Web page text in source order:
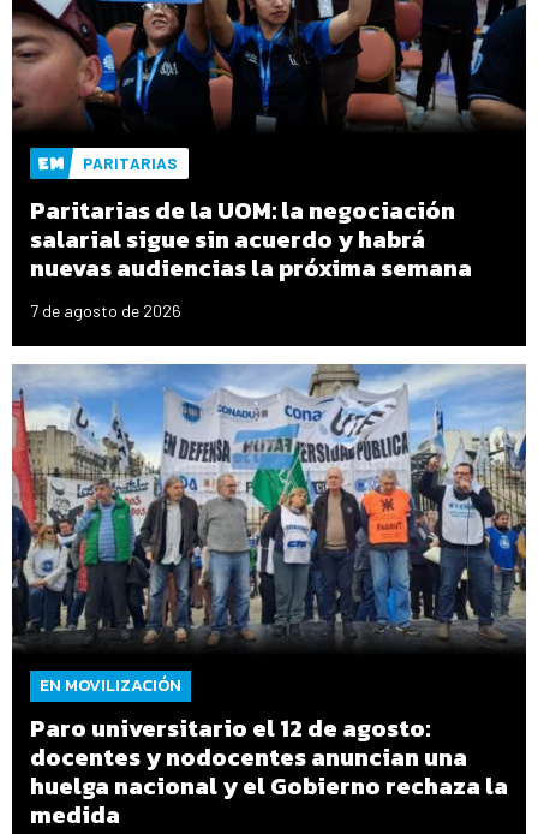
PARITARIAS
Paritarias de la UOM: la negociación
salarial sigue sin acuerdo y habrá
nuevas audiencias la próxima semana
7 de agosto de 2026
EN MOVILIZACIÓN
Paro universitario el 12 de agosto:
docentes y nodocentes anuncian una
huelga nacional y el Gobierno rechaza la
medida